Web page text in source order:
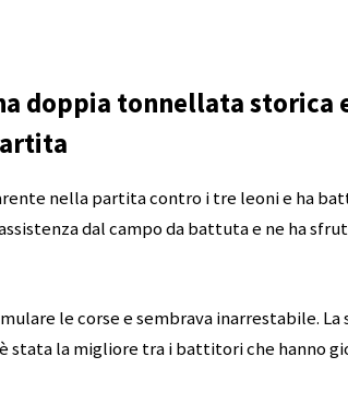
doppia tonnellata storica
nella partita contro i tre leoni e ha
dal campo da battuta e ne ha
le corse e sembrava inarrestabile. La
stata la migliore tra i battitori che hanno